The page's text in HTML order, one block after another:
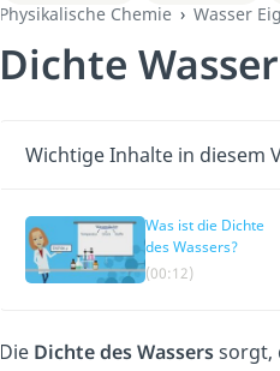
Physikalische Chemie
Wasser
Dichte Wasser
Wichtige Inhalte in diesem
Was ist die Dichte
des Wassers?
(00:12)
Die Dichte des Wasserssorgt,